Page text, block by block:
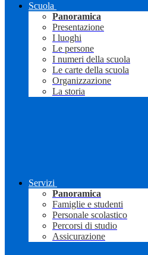
Scuola
Panoramica
Presentazione
I luoghi
Le persone
I numeri della scuola
Le carte della scuola
Organizzazione
La storia
Servizi
Panoramica
Famiglie e studenti
Personale scolastico
Percorsi di studio
Assicurazione